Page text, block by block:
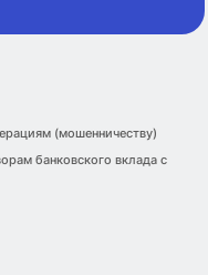
(мошенничеству)
банковского вклада с